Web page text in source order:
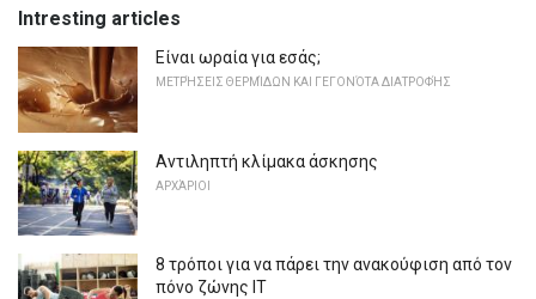
Intresting articles
Είναι ωραία για εσάς;
ΜΕΤΡΉΣΕΙΣ ΘΕΡΜΊΔΩΝ ΚΑΙ ΓΕΓΟΝΌΤΑ ΔΙΑΤΡΟΦΉΣ
Αντιληπτή κλίμακα άσκησης
ΑΡΧΆΡΙΟΙ
8 τρόποι για να πάρει την ανακούφιση από τον
πόνο ζώνης IT